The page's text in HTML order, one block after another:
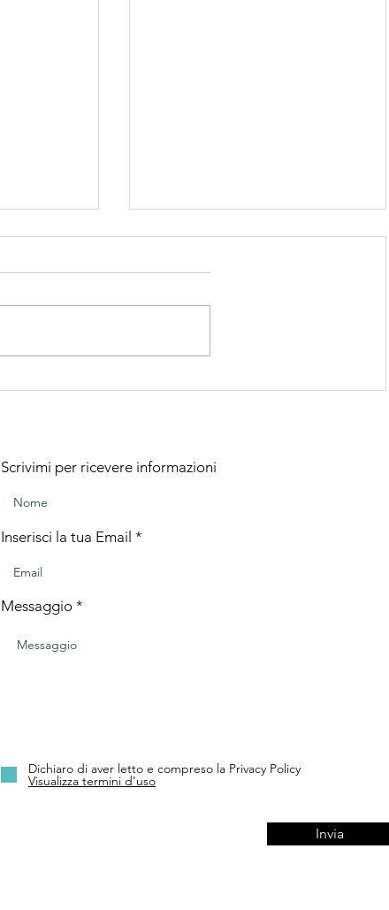
Primavera,
Scrivimi per ricevere informazioni
Inserisci la tua Email
Messaggio
Dichiaro di aver letto e compreso la Privacy Policy
Visualizza termini d'uso
Invia